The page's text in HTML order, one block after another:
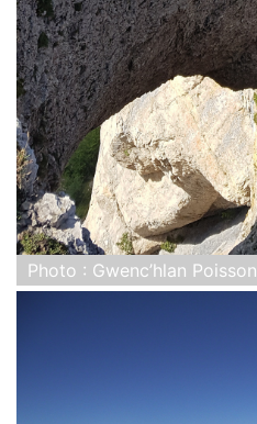
Photo : Gwenc’hlan Poisson